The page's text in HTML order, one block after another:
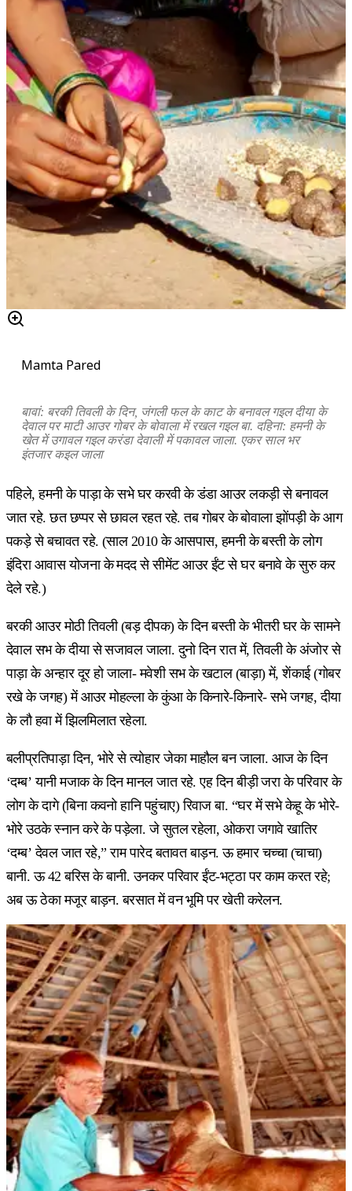
Mamta Pared
बावां: बरकी तिवली के दिन, जंगली फल के काट के बनावल गइल दीया के
देवाल पर माटी आउर गोबर के बोवाला में रखल गइल बा. दहिना: हमनी के
खेत में उगावल गइल करंडा देवाली में पकावल जाला. एकर साल भर
इंतजार कइल जाला
पहिले, हमनी के पाड़ा के सभे घर करवी के डंडा आउर लकड़ी से बनावल
जात रहे. छत छप्पर से छावल रहत रहे. तब गोबर के बोवाला झोंपड़ी के आग
पकड़े से बचावत रहे. (साल 2010 के आसपास, हमनी के बस्ती के लोग
इंदिरा आवास योजना के मदद से सीमेंट आउर ईंट से घर बनावे के सुरु कर
देले रहे.)
बरकी आउर मोठी तिवली (बड़ दीपक) के दिन बस्ती के भीतरी घर के सामने
देवाल सभ के दीया से सजावल जाला. दुनो दिन रात में, तिवली के अंजोर से
पाड़ा के अन्हार दूर हो जाला- मवेशी सभ के खटाल (बाड़ा) में, शेंकाई (गोबर
रखे के जगह) में आउर मोहल्ला के कुंआ के किनारे-किनारे- सभे जगह, दीया
के लौ हवा में झिलमिलात रहेला.
बलीप्रतिपाड़ा दिन, भोरे से त्योहार जेका माहौल बन जाला. आज के दिन
‘दम्ब’ यानी मजाक के दिन मानल जात रहे. एह दिन बीड़ी जरा के परिवार के
लोग के दागे (बिना कवनो हानि पहुंचाए) रिवाज बा. “घर में सभे केहू के भोरे-
भोरे उठके स्नान करे के पड़ेला. जे सुतल रहेला, ओकरा जगावे खातिर
‘दम्ब’ देवल जात रहे,” राम पारेद बतावत बाड़न. ऊ हमार चच्चा (चाचा)
बानी. ऊ 42 बरिस के बानी. उनकर परिवार ईंट-भट्ठा पर काम करत रहे;
अब ऊ ठेका मजूर बाड़न. बरसात में वन भूमि पर खेती करेलन.